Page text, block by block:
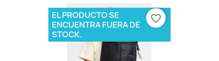
EL PRODUCTO SE
ENCUENTRA FUERA DE
STOCK.
favorite_border